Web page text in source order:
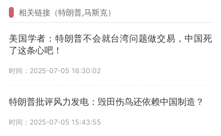
相关链接（特朗普,马斯克）
美国学者：特朗普不会就台湾问题做交易，中国死
了这条心吧！
时间：2025-07-05 16:30:02
特朗普批评风力发电：毁田伤鸟还依赖中国制造？
时间：2025-07-05 15:43:55